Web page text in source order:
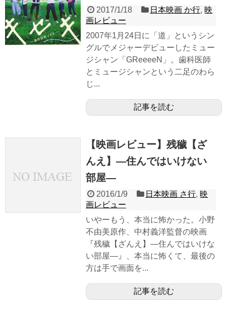
2017/1/18 日本映画 か行, 映
画レビュー
2007年1月24日に「道」というシン
グルでメジャーデビューしたミュー
ジシャン「GReeeeN」。歯科医師
とミュージシャンという二足のわら
じ...
記事を読む
【映画レビュー】残穢【ざ
んえ】―住んではいけない
部屋―
2016/1/9 日本映画 さ行, 映
画レビュー
いやーもう、本当に怖かった。小野
不由美原作、中村義洋監督の映画
『残穢【ざんえ】―住んではいけな
い部屋―』、本当に怖くて、最後の
方は手で画面を...
記事を読む